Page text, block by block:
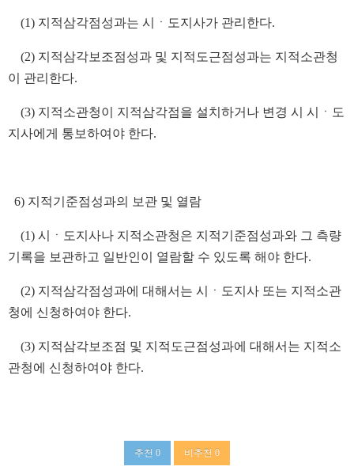
(1) 지적삼각점성과는 시ㆍ도지사가 관리한다.
(2) 지적삼각보조점성과 및 지적도근점성과는 지적소관청
이 관리한다.
(3) 지적소관청이 지적삼각점을 설치하거나 변경 시 시ㆍ도
지사에게 통보하여야 한다.
6) 지적기준점성과의 보관 및 열람
(1) 시ㆍ도지사나 지적소관청은 지적기준점성과와 그 측량
기록을 보관하고 일반인이 열람할 수 있도록 해야 한다.
(2) 지적삼각점성과에 대해서는 시ㆍ도지사 또는 지적소관
청에 신청하여야 한다.
(3) 지적삼각보조점 및 지적도근점성과에 대해서는 지적소
관청에 신청하여야 한다.
추천 0 비추천 0